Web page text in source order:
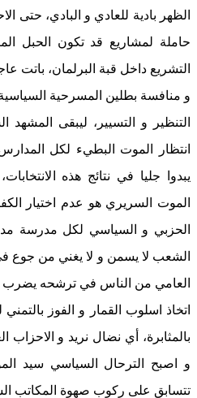
الظهر بادية للعادي و البادي، حتى
حاملة لمشاريع قد تكون الحبل
التشريع داخل قبة البرلمان، باتت
و منافسة بطلين المسرحية
التنظير و التسيير، ليبقى
انتظار الموت البطيء لكل
يبدوا جليا في نتائج هذه
الموت السريري هو عدم اختيار
الحزبي و السياسي لكل مدرسة
الشعب لا يسمن و لا يغني من جوع
العامي من الناس في ترشحه يضرب
اتخاذ اسلوب القمار و الفوز
بالمثابرة، أي نضال نريد و
و اصبح الترحال السياسي سيد
تتسابق على ركوب صهوة المكاتب